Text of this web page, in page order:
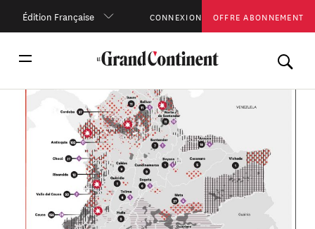
Édition Française CONNEXION OFFRE ABONNEMENT